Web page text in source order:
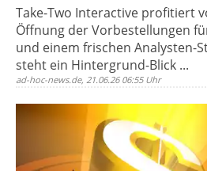
Take-Two Interactive profitiert
Öffnung der Vorbestellungen
und einem frischen Analysten-
steht ein Hintergrund-Blick ...
ad-hoc-news.de, 21.06.26 06:55 Uhr